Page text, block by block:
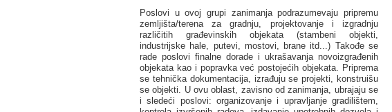
Poslovi u ovoj grupi zanimanja podrazumevaju pripremu
zemljišta/terena za gradnju, projektovanje i izgradnju
različitih građevinskih objekata (stambeni objekti,
industrijske hale, putevi, mostovi, brane itd...) Takođe se
rade poslovi finalne dorade i ukrašavanja novoizgrađenih
objekata kao i popravka već postojećih objekata. Priprema
se tehnička dokumentacija, izrađuju se projekti, konstruišu
se objekti. U ovu oblast, zavisno od zanimanja, ubrajaju se
i sledeći poslovi: organizovanje i upravljanje gradilištem,